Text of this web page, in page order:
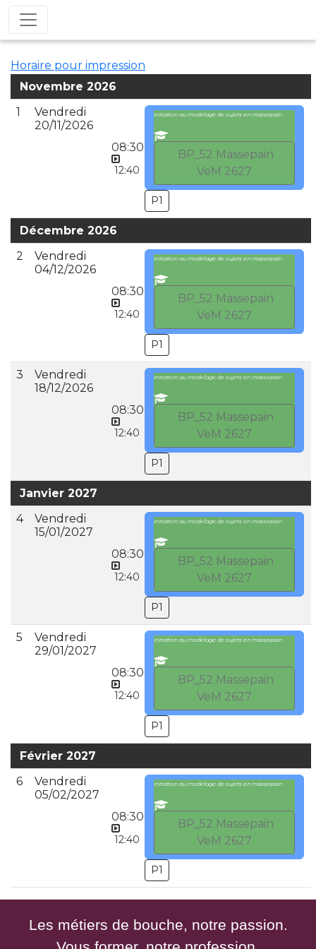
Horaire pour impression
Novembre 2026
1
Vendredi
20/11/2026
08:30
12:40
Initiation au modelage de sujets en massepain
BP_52 Massepain
VeM 2627
P1
Décembre 2026
2
Vendredi
04/12/2026
08:30
12:40
Initiation au modelage de sujets en massepain
BP_52 Massepain
VeM 2627
P1
3
Vendredi
18/12/2026
08:30
12:40
Initiation au modelage de sujets en massepain
BP_52 Massepain
VeM 2627
P1
Janvier 2027
4
Vendredi
15/01/2027
08:30
12:40
Initiation au modelage de sujets en massepain
BP_52 Massepain
VeM 2627
P1
5
Vendredi
29/01/2027
08:30
12:40
Initiation au modelage de sujets en massepain
BP_52 Massepain
VeM 2627
P1
Février 2027
6
Vendredi
05/02/2027
08:30
12:40
Initiation au modelage de sujets en massepain
BP_52 Massepain
VeM 2627
P1
Les métiers de bouche, notre passion.